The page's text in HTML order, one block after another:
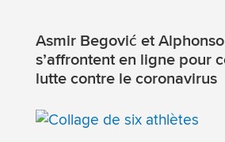
Asmir Begović et
s’affrontent en ligne pour
lutte contre le coronavirus